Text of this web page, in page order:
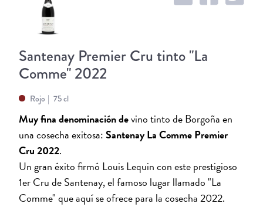
Santenay Premier Cru tinto "La
Comme" 2022
Rojo 75 cl
Muy fina denominación devino tinto de Borgoña en
una cosecha exitosa:Santenay La Comme Premier
Cru 2022.
Un gran éxito firmó Louis Lequin con este prestigioso
1er Cru de Santenay, el famoso lugar llamado "La
Comme" que aquí se ofrece para la cosecha 2022.